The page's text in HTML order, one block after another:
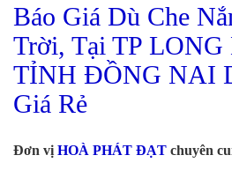
Báo Giá Dù Che
Trời, Tại TP
TỈNH ĐỒNG NAI
Giá Rẻ
Đơn vị HOÀ PHÁT ĐẠT chuyên